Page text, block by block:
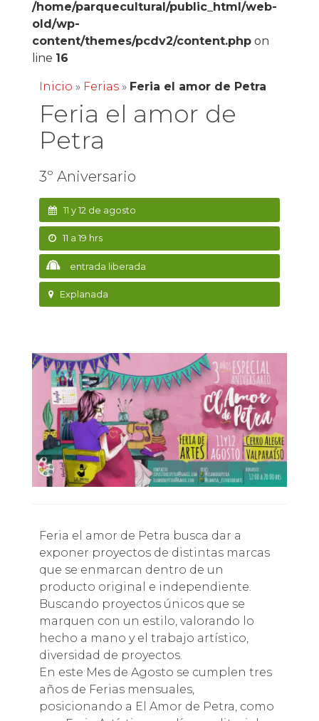
/home/parquecultural/public_html/web-
old/wp-
content/themes/pcdv2/content.phpon
line 16
Inicio » Ferias» Feria el amor de Petra
Feria el amor de
Petra
3º Aniversario
11 y 12 de agosto
11 a 19 hrs
entrada liberada
Explanada
Feria el amor de Petra busca dar a
exponer proyectos de distintas marcas
que se enmarcan dentro de un
producto original e independiente.
Buscando proyectos únicos que se
marquen con un estilo, valorando lo
hecho a mano y el trabajo artístico,
diversidad de proyectos.
En este Mes de Agosto se cumplen tres
años de Ferias mensuales,
posicionando a El Amor de Petra, como